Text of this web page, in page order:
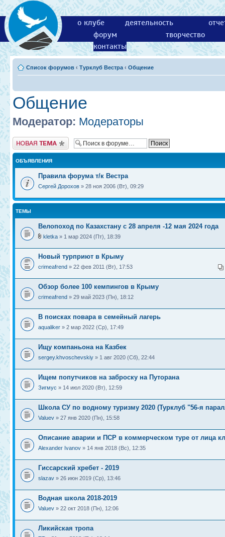
о клубе деятельность
форум
творчество
контакты
Список форумов ‹ Турклуб Вестра ‹ Общение
Общение
Модератор: Модераторы
Новая тема
ОБЪЯВЛЕНИЯ
Правила форума т/к Вестра
Сергей Дорохов » 28 ноя 2006 (Вт), 09:29
ТЕМЫ
Велопоход по Казахстану с 28 апреля -12 мая 2024 года
kletka » 1 мар 2024 (Пт), 18:39
Новый турприют в Крыму
crimeafrend » 22 фев 2011 (Вт), 17:53
Обзор более 100 кемпингов в Крыму
crimeafrend » 29 май 2023 (Пн), 18:12
В поисках повара в семейный лагерь
aqualiker » 2 мар 2022 (Ср), 17:49
Ищу компаньона на Казбек
sergey.khvoschevskiy » 1 авг 2020 (Сб), 22:44
Ищем попутчиков на заброску на Путорана
Зигмус » 14 июл 2020 (Вт), 12:59
Школа СУ по водному туризму 2020 (Турклуб "56-я
Valuev » 27 янв 2020 (Пн), 15:58
Описание аварии и ПСР в коммерческом туре от лица
Alexander Ivanov » 14 янв 2018 (Вс), 12:35
Гиссарский хребет - 2019
slazav » 26 июн 2019 (Ср), 13:46
Водная школа 2018-2019
Valuev » 22 окт 2018 (Пн), 12:06
Ликийская тропа